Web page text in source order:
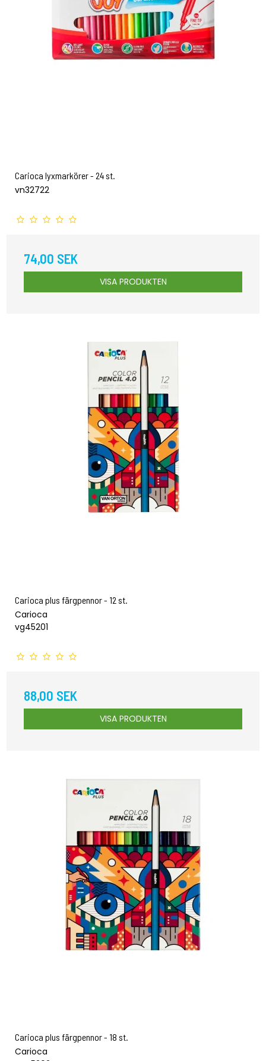
Carioca lyxmarkörer - 24 st.
vn32722
74,00 SEK
VISA PRODUKTEN
Carioca plus färgpennor - 12 st.
Carioca
vg45201
88,00 SEK
VISA PRODUKTEN
Carioca plus färgpennor - 18 st.
Carioca